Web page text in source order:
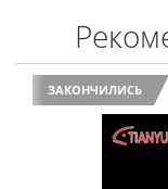
ЗАКОНЧИЛИСЬ